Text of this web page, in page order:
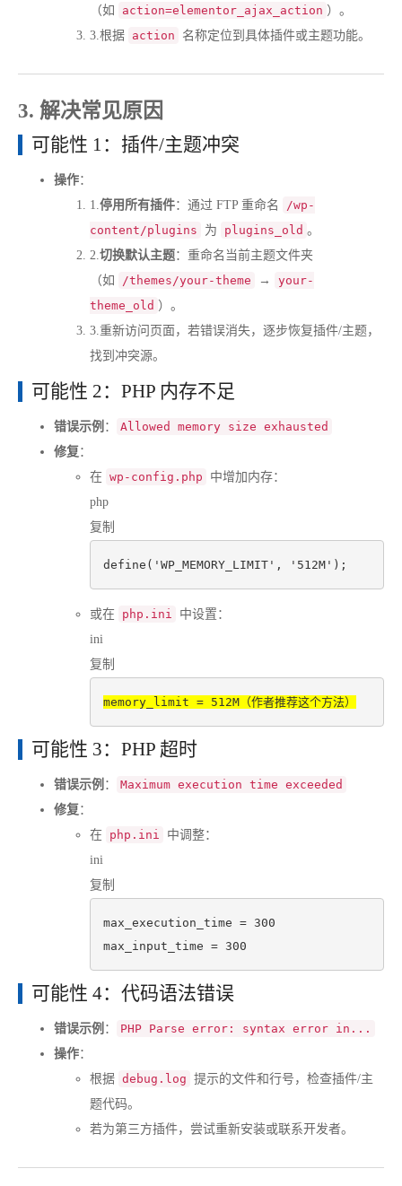
（如
action=elementor_ajax_action ）。
3.根据 action 名称定位到具体插件或主题功能。
3. 解决常见原因
可能性 1：插件/主题冲突
操作：
1.停用所有插件：通过 FTP 重命名
/wp-
content/plugins
为 plugins_old 。
2.切换默认主题：重命名当前主题文件夹
（如
/themes/your-theme →
your-
theme_old ）。
3.重新访问页面，若错误消失，逐步恢复插件/主题，
找到冲突源。
可能性 2：PHP 内存不足
错误示例 ：
Allowed memory size exhausted
修复 ：
在 wp-config.php
中增加内存：
php
复制
define ( 'WP_MEMORY_LIMIT' , '512M'
或在 php.ini
中设置：
ini
复制
memory_limit = 512
可能性 3：PHP 超时
错误示例 ：
Maximum execution time exceeded
修复 ：
在
php.ini
中调整：
ini
复制
max_execution_time = 300
max_input_time = 300
可能性 4：代码语法错误
错误示例 ：
PHP Parse error: syntax error in...
操作：
根据 debug.log 提示的文件和行号，检查插件/主
题代码。
若为第三方插件，尝试重新安装或联系开发者。